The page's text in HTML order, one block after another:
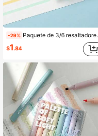
-29% Paquete de 3/6 resaltadores de colores pastel macaron, resaltadores de punta biselada de gran capacidad, para colorear, subrayar, resaltar, hacer diarios, artículos esenciales para la vuelta a la escuela
$1.84